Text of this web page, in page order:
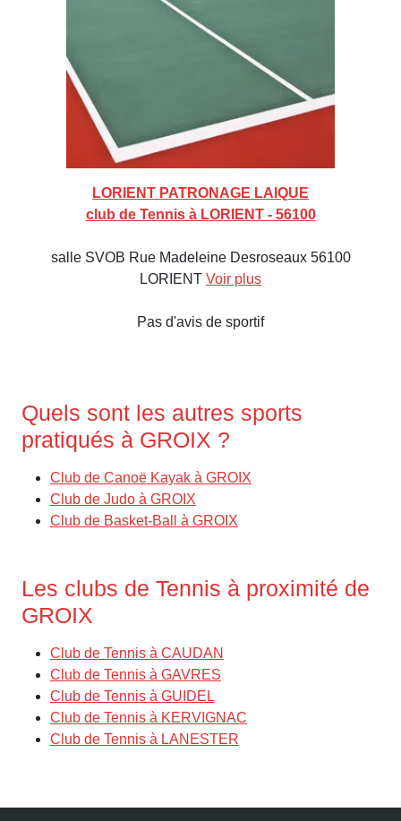
LORIENT PATRONAGE LAIQUE
club de Tennis à LORIENT - 56100
salle SVOB Rue Madeleine Desroseaux 56100
LORIENT Voir plus
Pas d'avis de sportif
Quels sont les autres sports
pratiqués à GROIX ?
Club de Canoë Kayak à GROIX
Club de Judo à GROIX
Club de Basket-Ball à GROIX
Les clubs de Tennis à proximité de
GROIX
Club de Tennis à CAUDAN
Club de Tennis à GAVRES
Club de Tennis à GUIDEL
Club de Tennis à KERVIGNAC
Club de Tennis à LANESTER